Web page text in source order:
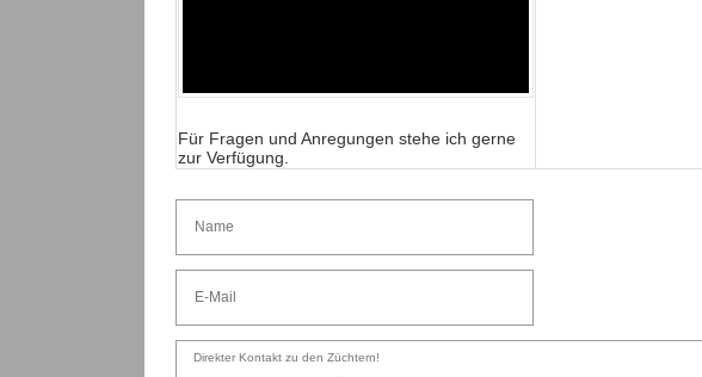
Für Fragen und Anregungen stehe ich gerne
zur Verfügung.
Direkter Kontakt zu den Züchtern!